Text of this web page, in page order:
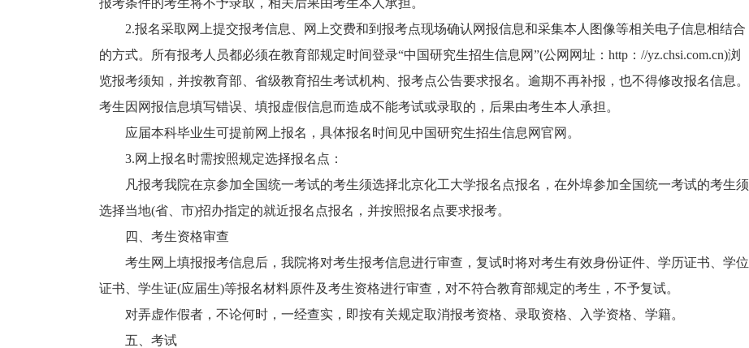
报考条件的考生将不予录取，相关后果由考生本人承担。
2.报名采取网上提交报考信息、网上交费和到报考点现场确认网报信息和采集本人图像等相关电子信息相结合
的方式。所有报考人员都必须在教育部规定时间登录“中国研究生招生信息网”(公网网址：http：//yz.chsi.com.cn)浏
览报考须知，并按教育部、省级教育招生考试机构、报考点公告要求报名。逾期不再补报，也不得修改报名信息。
考生因网报信息填写错误、填报虚假信息而造成不能考试或录取的，后果由考生本人承担。
应届本科毕业生可提前网上报名，具体报名时间见中国研究生招生信息网官网。
3.网上报名时需按照规定选择报名点：
凡报考我院在京参加全国统一考试的考生须选择北京化工大学报名点报名，在外埠参加全国统一考试的考生须
选择当地(省、市)招办指定的就近报名点报名，并按照报名点要求报考。
四、考生资格审查
考生网上填报报考信息后，我院将对考生报考信息进行审查，复试时将对考生有效身份证件、学历证书、学位
证书、学生证(应届生)等报名材料原件及考生资格进行审查，对不符合教育部规定的考生，不予复试。
对弄虚作假者，不论何时，一经查实，即按有关规定取消报考资格、录取资格、入学资格、学籍。
五、考试